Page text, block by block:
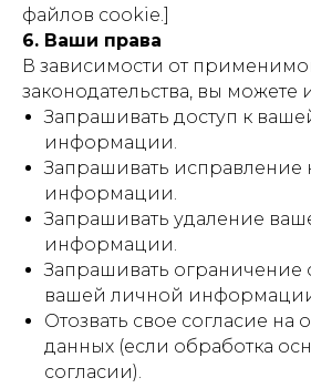
файлов cookie.]
6. Ваши права
В зависимости от
законодательства, вы можете
Запрашивать доступ к
информации.
Запрашивать исправление
информации.
Запрашивать удаление
информации.
Запрашивать ограничение
вашей личной
Отозвать свое согласие на
данных (если обработка
согласии).